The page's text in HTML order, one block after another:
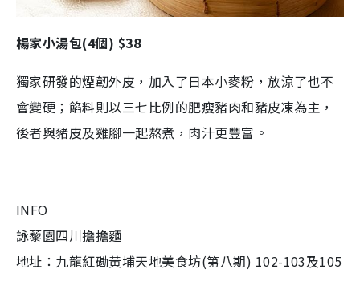
楊家小湯包(4個) $38
獨家研發的煙韌外皮，加入了日本小麥粉，放涼了也不
會變硬；餡料則以三七比例的肥瘦豬肉和豬皮凍為主，
後者與豬皮及雞腳一起熬煮，肉汁更豐富。
INFO
詠藜園四川擔擔麵
地址：九龍紅磡黃埔天地美食坊(第八期) 102-103及105